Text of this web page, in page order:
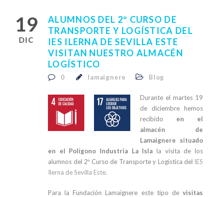
19
DIC
ALUMNOS DEL 2º CURSO DE
TRANSPORTE Y LOGÍSTICA DEL
IES ILERNA DE SEVILLA ESTE
VISITAN NUESTRO ALMACÉN
LOGÍSTICO
0 lamaignere Blog
Durante el martes 19
de diciembre hemos
recibido en el
almacén de
Lamaignere situado
en el Polígono Industria La Isla la visita de los
alumnos del 2º Curso de Transporte y Logística del lES
Ilerna de Sevilla Este.
Para la Fundación Lamaignere este tipo de visitas